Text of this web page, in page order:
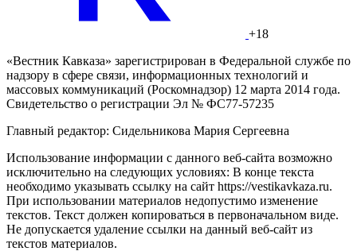
+18
«Вестник Кавказа» зарегистрирован в Федеральной службе по
надзору в сфере связи, информационных технологий и
массовых коммуникаций (Роскомнадзор) 12 марта 2014 года.
Свидетельство о регистрации Эл № ФС77-57235
Главный редактор: Сидельникова Мария Сергеевна
Использование информации с данного веб-сайта возможно
исключительно на следующих условиях: В конце текста
необходимо указывать ссылку на сайт https://vestikavkaza.ru.
При использовании материалов недопустимо изменение
текстов. Текст должен копироваться в первоначальном виде.
Не допускается удаление ссылки на данный веб-сайт из
текстов материалов.